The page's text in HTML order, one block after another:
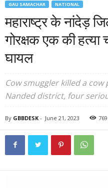
GAU SAMACHAR NATIONAL
महाराष्ट्र के नांदेड़
गोरक्षक एक की
घायल
Cow smuggler killed a
Nanded district, four
By GBBDESK - June 21, 2023 769